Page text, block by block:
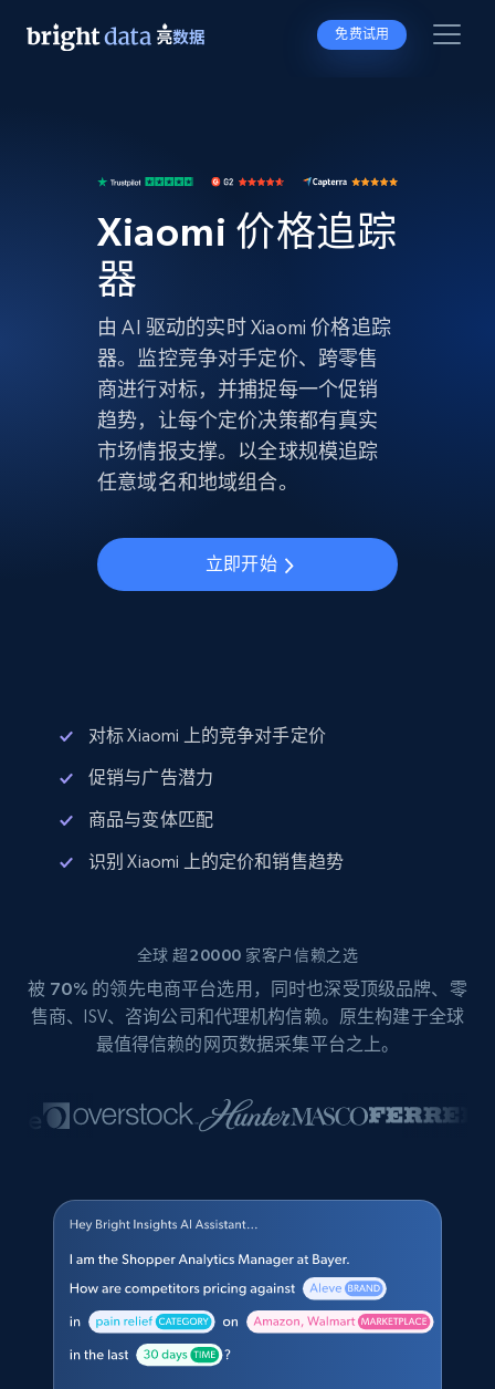
免费试用
Xiaomi 价格追踪
器
由 AI 驱动的实时 Xiaomi 价格追踪
器。监控竞争对手定价、跨零售
商进行对标，并捕捉每一个促销
趋势，让每个定价决策都有真实
市场情报支撑。以全球规模追踪
任意域名和地域组合。
立即开始
对标 Xiaomi 上的竞争对手定价
促销与广告潜力
商品与变体匹配
识别 Xiaomi 上的定价和销售趋势
全球 超20000 家客户信赖之选
被 70% 的领先电商平台选用，同时也深受顶级品牌、零
售商、ISV、咨询公司和代理机构信赖。原生构建于全球
最值得信赖的网页数据采集平台之上。